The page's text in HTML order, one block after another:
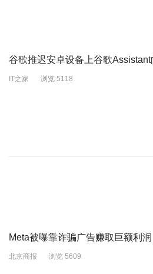
谷歌推迟安卓设备上谷歌Assistant
IT之家 浏览 5118
Meta被曝靠诈骗广告赚取巨额利润
北京商报 浏览 5609